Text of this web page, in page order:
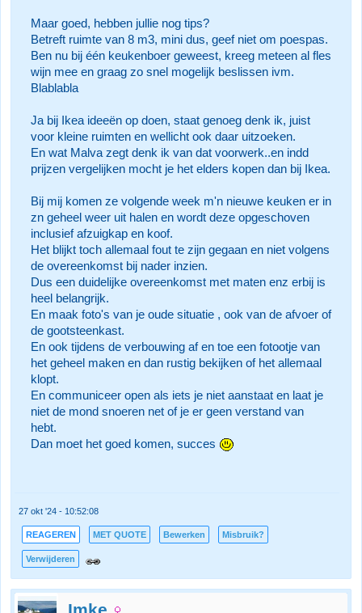
Maar goed, hebben jullie nog tips?
Betreft ruimte van 8 m3, mini dus, geef niet om poespas.
Ben nu bij één keukenboer geweest, kreeg meteen al fles
wijn mee en graag zo snel mogelijk beslissen ivm.
Blablabla
Ja bij Ikea ideeën op doen, staat genoeg denk ik, juist
voor kleine ruimten en wellicht ook daar uitzoeken.
En wat Malva zegt denk ik van dat voorwerk..en indd
prijzen vergelijken mocht je het elders kopen dan bij Ikea.
Bij mij komen ze volgende week m'n nieuwe keuken er in
zn geheel weer uit halen en wordt deze opgeschoven
inclusief afzuigkap en koof.
Het blijkt toch allemaal fout te zijn gegaan en niet volgens
de overeenkomst bij nader inzien.
Dus een duidelijke overeenkomst met maten enz erbij is
heel belangrijk.
En maak foto's van je oude situatie , ook van de afvoer of
de gootsteenkast.
En ook tijdens de verbouwing af en toe een fotootje van
het geheel maken en dan rustig bekijken of het allemaal
klopt.
En communiceer open als iets je niet aanstaat en laat je
niet de mond snoeren net of je er geen verstand van
hebt.
Dan moet het goed komen, succes
27 okt '24 - 10:52:08
REAGEREN MET QUOTE Bewerken Misbruik?
Verwijderen